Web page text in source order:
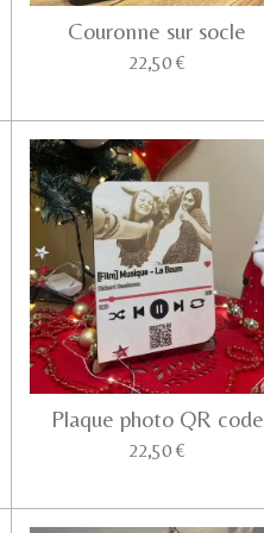
Couronne sur socle
22,50 €
Plaque photo QR code
22,50 €